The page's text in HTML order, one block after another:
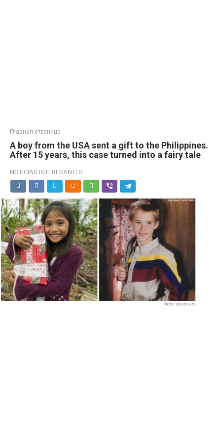
Главная страница
A boy from the USA sent a gift to the Philippines.
After 15 years, this case turned into a fairy tale
NOTICIAS INTERESANTES